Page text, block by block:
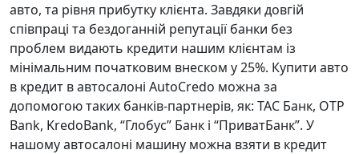
авто, та рівня прибутку клієнта. Завдяки довгій
співпраці та бездоганній репутації банки без
проблем видають кредити нашим клієнтам із
мінімальним початковим внеском у 25%. Купити авто
в кредит в автосалоні AutoCredo можна за
допомогою таких банків-партнерів, як: ТАС Банк, OTP
Bank, KredoBank, “Глобус” Банк і “ПриватБанк”. У
нашому автосалоні машину можна взяти в кредит